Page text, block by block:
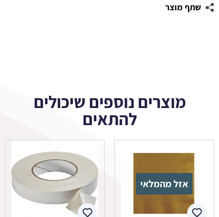
שתף מוצר
מוצרים נוספים שיכולים
להתאים
אזל מהמלאי